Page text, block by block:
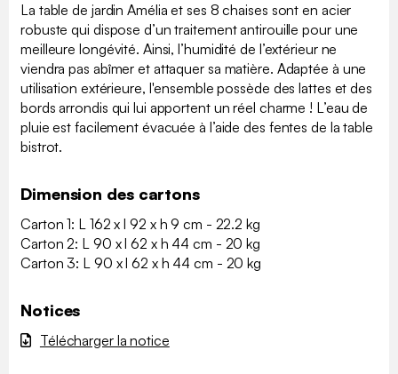
La table de jardin Amélia et ses 8 chaises sont en acier
robuste qui dispose d’un traitement antirouille pour une
meilleure longévité. Ainsi, l’humidité de l’extérieur ne
viendra pas abîmer et attaquer sa matière. Adaptée à une
utilisation extérieure, l'ensemble possède des lattes et des
bords arrondis qui lui apportent un réel charme ! L’eau de
pluie est facilement évacuée à l’aide des fentes de la table
bistrot.
Dimension des cartons
Carton 1: L 162 x l 92 x h 9 cm - 22.2 kg
Carton 2: L 90 x l 62 x h 44 cm - 20 kg
Carton 3: L 90 x l 62 x h 44 cm - 20 kg
Notices
Télécharger la notice